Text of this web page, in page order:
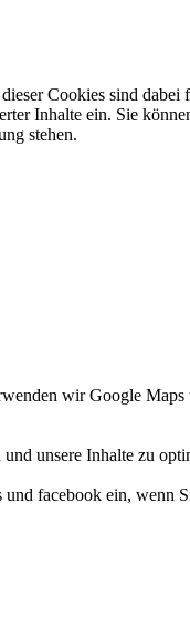
Cookies sind
Inhalte ein. Sie
stehen.
wir Google
unsere Inhalte zu
facebook ein, wenn